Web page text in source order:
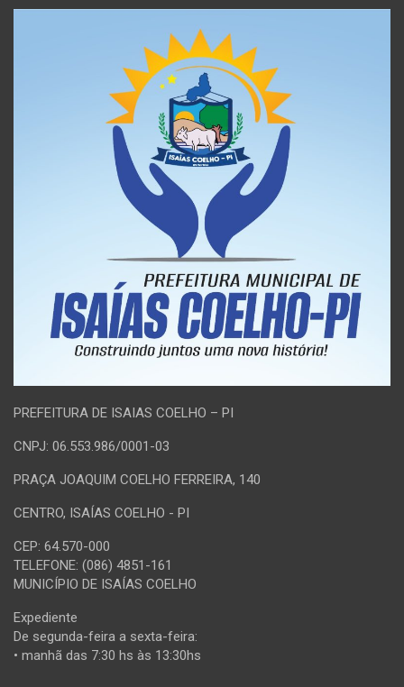
PREFEITURA DE ISAIAS COELHO – PI
CNPJ: 06.553.986/0001-03
PRAÇA JOAQUIM COELHO FERREIRA, 140
CENTRO, ISAÍAS COELHO - PI
CEP: 64.570-000
TELEFONE: (086) 4851-161
MUNICÍPIO DE ISAÍAS COELHO
Expediente
De segunda-feira a sexta-feira:
• manhã das 7:30 hs às 13:30hs